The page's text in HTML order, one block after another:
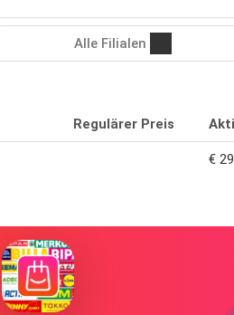
Alle Filialen
Regulärer Preis
€